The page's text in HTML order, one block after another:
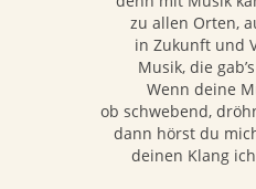
zu allen Orten,
in Zukunft und
Musik, die
Wenn deine
ob schwebend,
dann hörst du
deinen Klang
Ameli